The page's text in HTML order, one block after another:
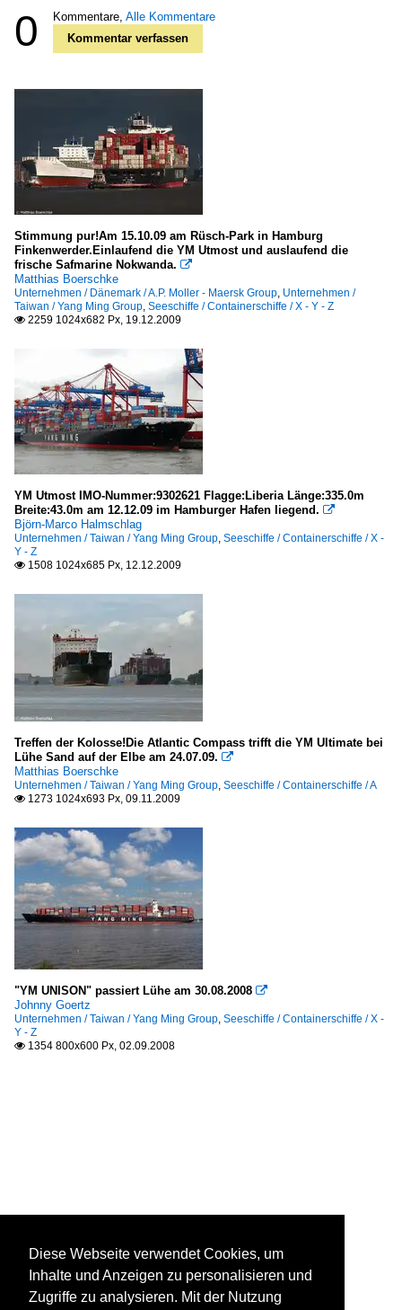
0 Kommentare, Alle Kommentare
Kommentar verfassen
Stimmung pur!Am 15.10.09 am Rüsch-Park in Hamburg
Finkenwerder.Einlaufend die YM Utmost und auslaufend die
frische Safmarine Nokwanda. 
Matthias Boerschke
Unternehmen / Dänemark / A.P. Moller - Maersk Group, Unternehmen /
Taiwan / Yang Ming Group, Seeschiffe / Containerschiffe / X - Y - Z
 2259 1024x682 Px, 19.12.2009
YM Utmost IMO-Nummer:9302621 Flagge:Liberia Länge:335.0m
Breite:43.0m am 12.12.09 im Hamburger Hafen liegend. 
Björn-Marco Halmschlag
Unternehmen / Taiwan / Yang Ming Group, Seeschiffe / Containerschiffe / X -
Y - Z
 1508 1024x685 Px, 12.12.2009
Treffen der Kolosse!Die Atlantic Compass trifft die YM Ultimate bei
Lühe Sand auf der Elbe am 24.07.09. 
Matthias Boerschke
Unternehmen / Taiwan / Yang Ming Group, Seeschiffe / Containerschiffe / A
 1273 1024x693 Px, 09.11.2009
"YM UNISON" passiert Lühe am 30.08.2008 
Johnny Goertz
Unternehmen / Taiwan / Yang Ming Group, Seeschiffe / Containerschiffe / X -
Y - Z
 1354 800x600 Px, 02.09.2008
Diese Webseite verwendet Cookies, um
Inhalte und Anzeigen zu personalisieren und
Zugriffe zu analysieren. Mit der Nutzung